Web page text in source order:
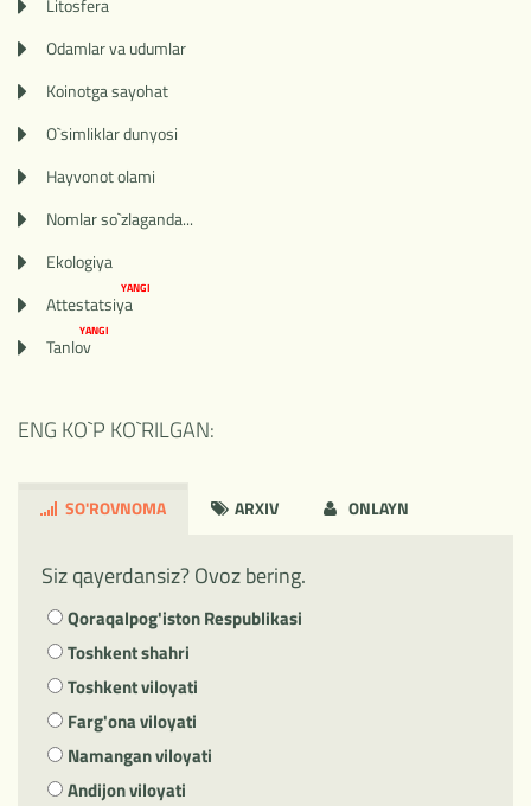
Litosfera
Odamlar va udumlar
Koinotga sayohat
O`simliklar dunyosi
Hayvonot olami
Nomlar so`zlaganda...
Ekologiya
Attestatsiya
YANGI
Tanlov
YANGI
ENG KO`P KO`RILGAN:
SO'ROVNOMA ARXIV ONLAYN
Siz qayerdansiz? Ovoz bering.
Qoraqalpog'iston Respublikasi
Toshkent shahri
Toshkent viloyati
Farg'ona viloyati
Namangan viloyati
Andijon viloyati